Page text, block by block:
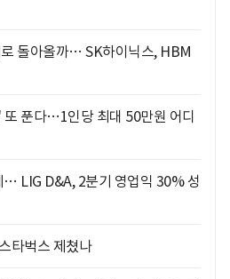
돌아올까… SK하이닉스, HBM
또 푼다…1인당 최대 50만원 어디
LIG D&A, 2분기 영업익 30% 성
타벅스 제쳤나